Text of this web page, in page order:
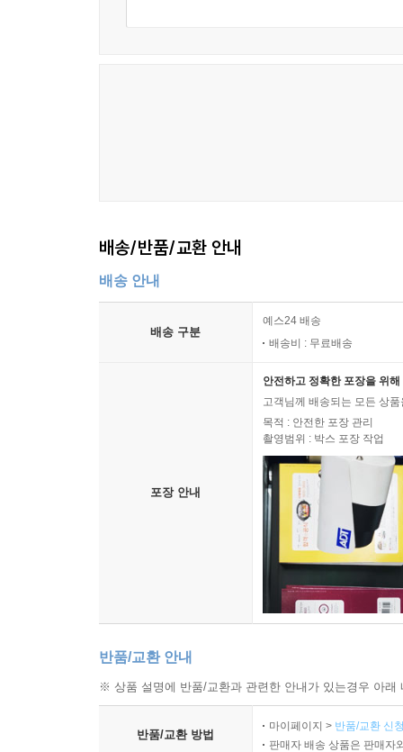
배송/반품/교환 안내
배송 안내
배송 구분
예스24 배송
배송비 : 무료배송
포장 안내
안전하고 정확한 포장을 위
고객님께 배송되는 모든 상
목적 : 안전한 포장 관리
촬영범위 : 박스 포장 작업
반품/교환 안내
※ 상품 설명에 반품/교환과 관련한 안내가 있는경우 아
반품/교환 방법
마이페이지 > 반품/교환 신
판매자 배송 상품은 판매자